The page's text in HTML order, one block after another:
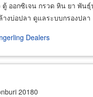
ออกซิเจน กรวด หิน ยา พั
งบ่อปลา ดูแลระบบกรองปลา
Dealers
20180